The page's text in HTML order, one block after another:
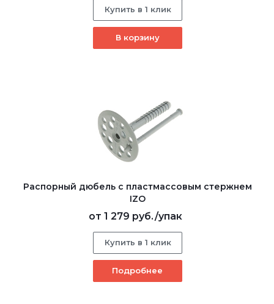
Купить в 1 клик
В корзину
Распорный дюбель с пластмассовым стержнем
IZO
от 1 279 руб./упак
Купить в 1 клик
Подробнее